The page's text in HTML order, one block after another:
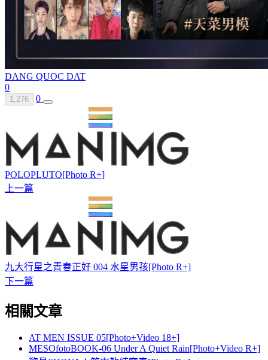
DANG QUOC DAT
0
1,276 0
POLOPLUTO[Photo R+]
上一篇
九大行星之青春正好 004 水星男孩[Photo R+]
下一篇
相關文章
AT MEN ISSUE 05[Photo+Video 18+]
MESOfotoBOOK-06 Under A Quiet Rain[Photo+Video R+]